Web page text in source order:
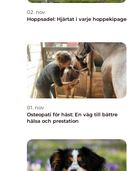
02. nov
Hoppsadel: Hjärtat i varje hoppekipage
01. nov
Osteopati för häst: En väg till bättre
hälsa och prestation